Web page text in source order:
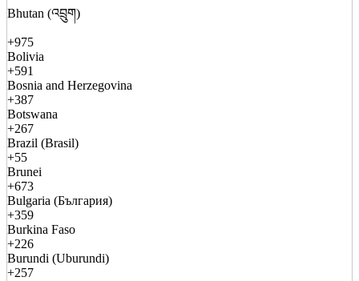
Bhutan (འབྲུག)
+975
Bolivia
+591
Bosnia and Herzegovina
+387
Botswana
+267
Brazil (Brasil)
+55
Brunei
+673
Bulgaria (България)
+359
Burkina Faso
+226
Burundi (Uburundi)
+257